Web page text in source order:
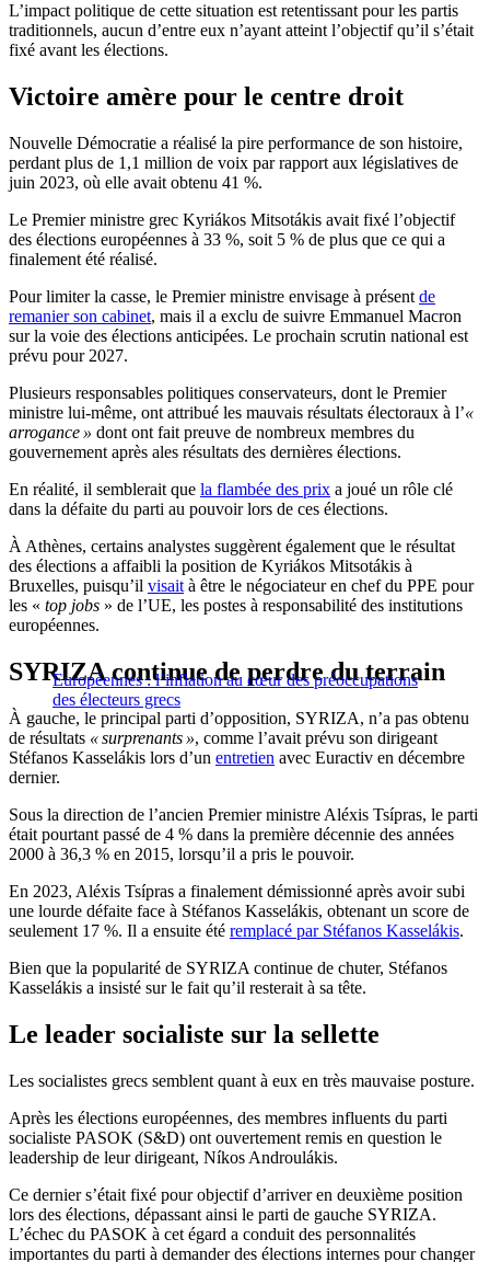
L’impact politique de cette situation est retentissant pour les partis
traditionnels, aucun d’entre eux n’ayant atteint l’objectif qu’il s’était
fixé avant les élections.
Victoire amère pour le centre droit
Nouvelle Démocratie a réalisé la pire performance de son histoire,
perdant plus de 1,1 million de voix par rapport aux législatives de
juin 2023, où elle avait obtenu 41 %.
Le Premier ministre grec Kyriákos Mitsotákis avait fixé l’objectif
des élections européennes à 33 %, soit 5 % de plus que ce qui a
finalement été réalisé.
Pour limiter la casse, le Premier ministre envisage à présent de
remanier son cabinet, mais il a exclu de suivre Emmanuel Macron
sur la voie des élections anticipées. Le prochain scrutin national est
prévu pour 2027.
Plusieurs responsables politiques conservateurs, dont le Premier
ministre lui-même, ont attribué les mauvais résultats électoraux à l’«
arrogance » dont ont fait preuve de nombreux membres du
gouvernement après ales résultats des dernières élections.
En réalité, il semblerait que la flambée des prix a joué un rôle clé
dans la défaite du parti au pouvoir lors de ces élections.
À Athènes, certains analystes suggèrent également que le résultat
des élections a affaibli la position de Kyriákos Mitsotákis à
Bruxelles, puisqu’il visait à être le négociateur en chef du PPE pour
les « top jobs » de l’UE, les postes à responsabilité des institutions
européennes.
Européennes : l’inflation au cœur des préoccupations
des électeurs grecs
SYRIZA continue de perdre du terrain
À gauche, le principal parti d’opposition, SYRIZA, n’a pas obtenu
de résultats « surprenants », comme l’avait prévu son dirigeant
Stéfanos Kasselákis lors d’un entretien avec Euractiv en décembre
dernier.
Sous la direction de l’ancien Premier ministre Aléxis Tsípras, le parti
était pourtant passé de 4 % dans la première décennie des années
2000 à 36,3 % en 2015, lorsqu’il a pris le pouvoir.
En 2023, Aléxis Tsípras a finalement démissionné après avoir subi
une lourde défaite face à Stéfanos Kasselákis, obtenant un score de
seulement 17 %. Il a ensuite été remplacé par Stéfanos Kasselákis.
Bien que la popularité de SYRIZA continue de chuter, Stéfanos
Kasselákis a insisté sur le fait qu’il resterait à sa tête.
Le leader socialiste sur la sellette
Les socialistes grecs semblent quant à eux en très mauvaise posture.
Après les élections européennes, des membres influents du parti
socialiste PASOK (S&D) ont ouvertement remis en question le
leadership de leur dirigeant, Níkos Androulákis.
Ce dernier s’était fixé pour objectif d’arriver en deuxième position
lors des élections, dépassant ainsi le parti de gauche SYRIZA.
L’échec du PASOK à cet égard a conduit des personnalités
importantes du parti à demander des élections internes pour changer